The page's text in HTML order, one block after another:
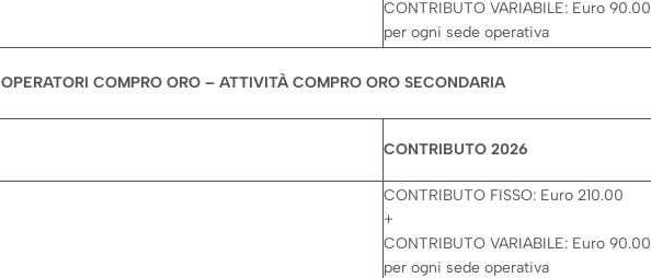
CONTRIBUTO VARIABILE: Euro 90.00
per ogni sede operativa
OPERATORI COMPRO ORO – ATTIVITÀ COMPRO ORO SECONDARIA
CONTRIBUTO 2026
CONTRIBUTO FISSO: Euro 210.00
+
CONTRIBUTO VARIABILE: Euro 90.00
per ogni sede operativa